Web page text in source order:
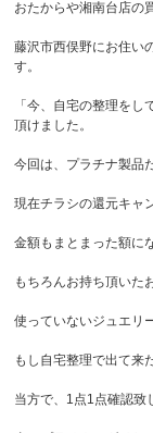
おたからや湘南台店の
藤沢市西俣野にお住い
す。
「今、自宅の整理を
頂けました。
今回は、プラチナ製品
現在チラシの還元キャ
金額もまとまった額に
もちろんお持ち頂いた
使っていないジュエリ
もし自宅整理で出て来
当方で、1点1点確認致